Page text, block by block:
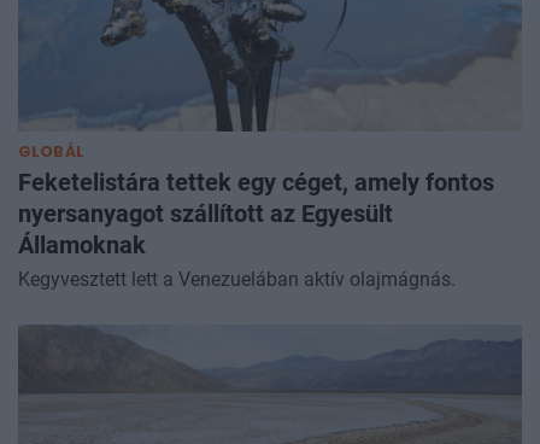
GLOBÁL
Feketelistára tettek egy céget, amely fontos
nyersanyagot szállított az Egyesült
Államoknak
Kegyvesztett lett a Venezuelában aktív olajmágnás.